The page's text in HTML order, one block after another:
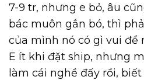
7-9 tr, nhưng e bỏ, âu
bác muôn gắn bó, thì
của mình nó có gì vui để
E ít khi đặt ship, nhưng
làm cái nghề đấy rồi,